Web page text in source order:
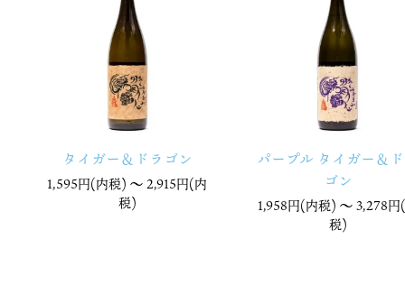
タイガー＆ドラゴン
1,595円(内税) 〜2,915円(内
税)
パープル タイガー＆
ゴン
1,958円(内税) 〜3,278円
税)